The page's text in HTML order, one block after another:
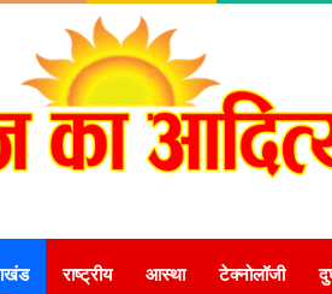
राष्ट्रीय आस्था टेक्नोलॉजी